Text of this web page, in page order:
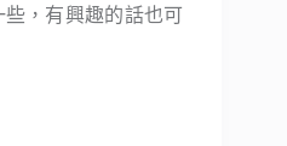
，有興趣的話也可